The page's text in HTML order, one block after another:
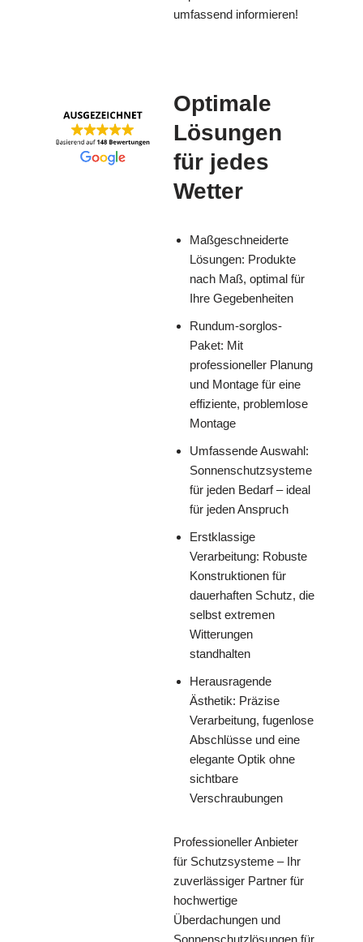
umfassend informieren!
Optimale
Lösungen
für jedes
Wetter
Maßgeschneiderte
Lösungen: Produkte
nach Maß, optimal für
Ihre Gegebenheiten
Rundum-sorglos-
Paket: Mit
professioneller Planung
und Montage für eine
effiziente, problemlose
Montage
Umfassende Auswahl:
Sonnenschutzsysteme
für jeden Bedarf – ideal
für jeden Anspruch
Erstklassige
Verarbeitung: Robuste
Konstruktionen für
dauerhaften Schutz, die
selbst extremen
Witterungen
standhalten
Herausragende
Ästhetik: Präzise
Verarbeitung, fugenlose
Abschlüsse und eine
elegante Optik ohne
sichtbare
Verschraubungen
Professioneller Anbieter
für Schutzsysteme – Ihr
zuverlässiger Partner für
hochwertige
Überdachungen und